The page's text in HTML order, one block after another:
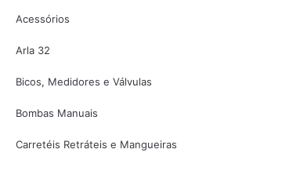
Acessórios
Arla 32
Bicos, Medidores e Válvulas
Bombas Manuais
Carretéis Retráteis e Mangueiras